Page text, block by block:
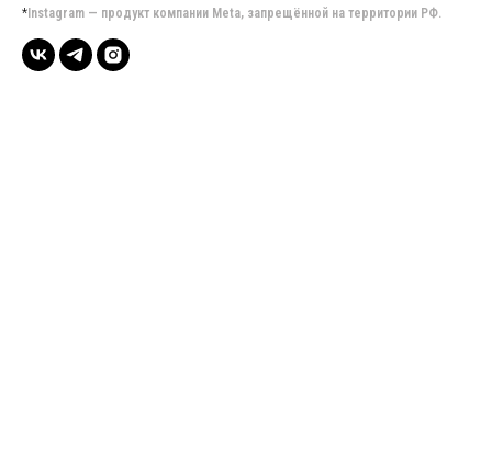
* Instagram — продукт компании Meta, запрещённой на территории РФ.